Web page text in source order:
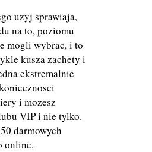
uzyj sprawiaja,
na to, poziomu
mogli wybrac, i to
kusza zachety i
ekstremalnie
i mozesz
VIP i nie tylko.
darmowych
online.